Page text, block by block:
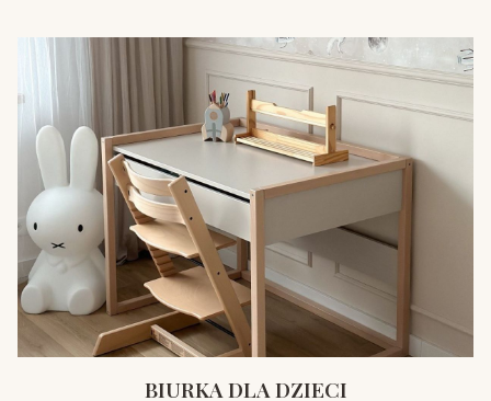
BIURKA DLA DZIECI